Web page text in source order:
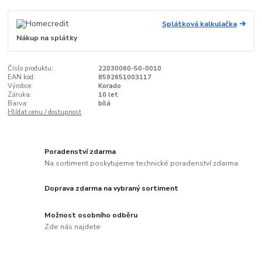
Splátková kalkulačka
Nákup na splátky
Číslo produktu:
22030060-50-0010
EAN kód:
8592651003117
Výrobce:
Korado
Záruka:
10 let
Barva:
bílá
Hlídat cenu / dostupnost
Poradenství zdarma
Na sortiment poskytujeme technické poradenství zdarma
Doprava zdarma na vybraný sortiment
Možnost osobního odběru
Zde nás najdete